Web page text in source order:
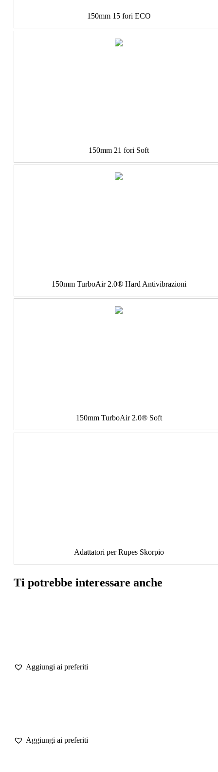
150mm 15 fori ECO
150mm 21 fori Soft
150mm TurboAir 2.0® Hard Antivibrazioni
150mm TurboAir 2.0® Soft
Adattatori per Rupes Skorpio
Ti potrebbe interessare anche